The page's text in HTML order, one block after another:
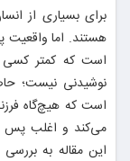
برای بسیاری از
هستند. اما
است که کمتر کسی
نوشیدنی نیست؛
است که هیچ‌گاه
می‌کند و اغلب پس
این مقاله به